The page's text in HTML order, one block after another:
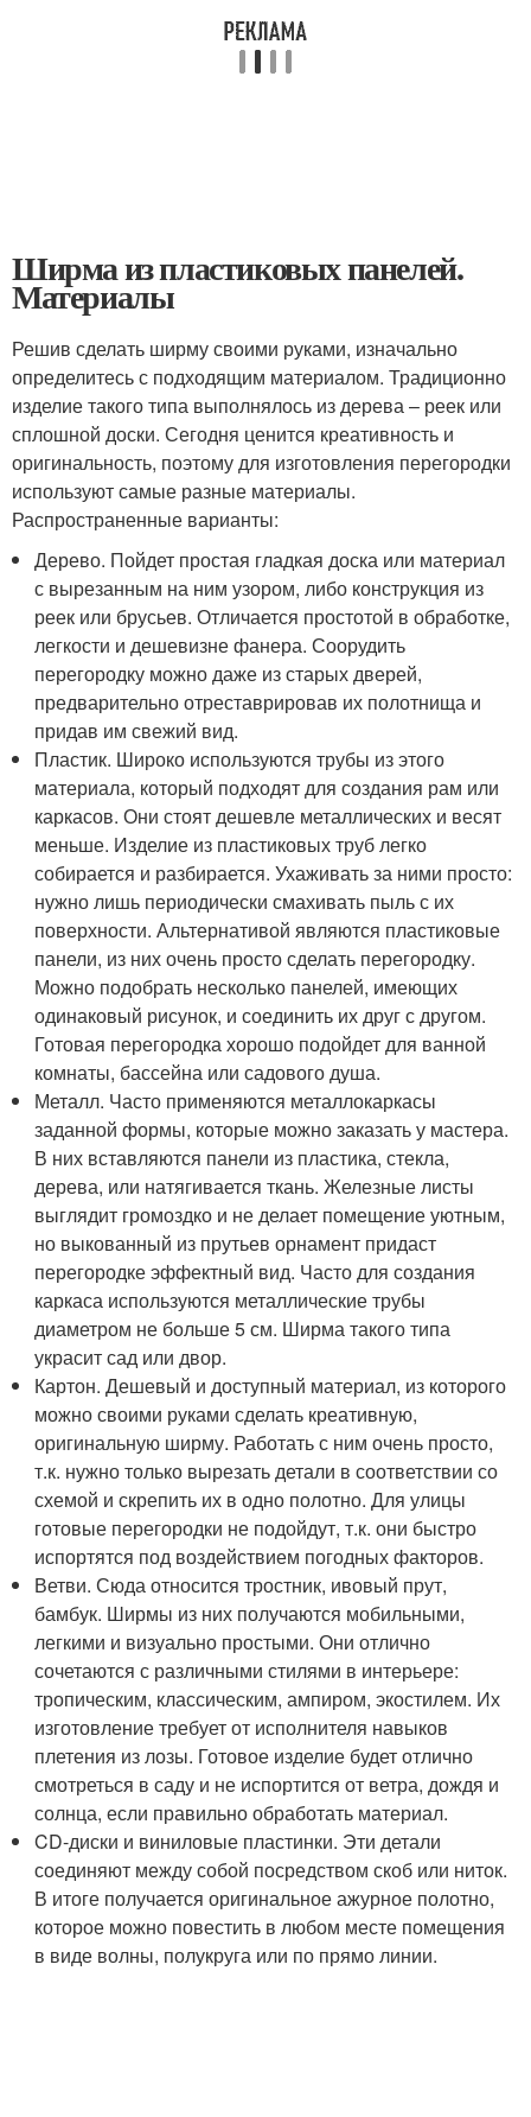
Ширма из пластиковых панелей.
Материалы
Решив сделать ширму своими руками, изначально
определитесь с подходящим материалом. Традиционно
изделие такого типа выполнялось из дерева – реек или
сплошной доски. Сегодня ценится креативность и
оригинальность, поэтому для изготовления перегородки
используют самые разные материалы.
Распространенные варианты:
Дерево. Пойдет простая гладкая доска или материал
с вырезанным на ним узором, либо конструкция из
реек или брусьев. Отличается простотой в обработке,
легкости и дешевизне фанера. Соорудить
перегородку можно даже из старых дверей,
предварительно отреставрировав их полотнища и
придав им свежий вид.
Пластик. Широко используются трубы из этого
материала, который подходят для создания рам или
каркасов. Они стоят дешевле металлических и весят
меньше. Изделие из пластиковых труб легко
собирается и разбирается. Ухаживать за ними просто:
нужно лишь периодически смахивать пыль с их
поверхности. Альтернативой являются пластиковые
панели, из них очень просто сделать перегородку.
Можно подобрать несколько панелей, имеющих
одинаковый рисунок, и соединить их друг с другом.
Готовая перегородка хорошо подойдет для ванной
комнаты, бассейна или садового душа.
Металл. Часто применяются металлокаркасы
заданной формы, которые можно заказать у мастера.
В них вставляются панели из пластика, стекла,
дерева, или натягивается ткань. Железные листы
выглядит громоздко и не делает помещение уютным,
но выкованный из прутьев орнамент придаст
перегородке эффектный вид. Часто для создания
каркаса используются металлические трубы
диаметром не больше 5 см. Ширма такого типа
украсит сад или двор.
Картон. Дешевый и доступный материал, из которого
можно своими руками сделать креативную,
оригинальную ширму. Работать с ним очень просто,
т.к. нужно только вырезать детали в соответствии со
схемой и скрепить их в одно полотно. Для улицы
готовые перегородки не подойдут, т.к. они быстро
испортятся под воздействием погодных факторов.
Ветви. Сюда относится тростник, ивовый прут,
бамбук. Ширмы из них получаются мобильными,
легкими и визуально простыми. Они отлично
сочетаются с различными стилями в интерьере:
тропическим, классическим, ампиром, экостилем. Их
изготовление требует от исполнителя навыков
плетения из лозы. Готовое изделие будет отлично
смотреться в саду и не испортится от ветра, дождя и
солнца, если правильно обработать материал.
CD-диски и виниловые пластинки. Эти детали
соединяют между собой посредством скоб или ниток.
В итоге получается оригинальное ажурное полотно,
которое можно повестить в любом месте помещения
в виде волны, полукруга или по прямо линии.